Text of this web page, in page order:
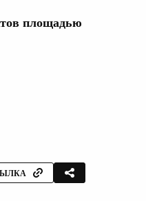
площадью